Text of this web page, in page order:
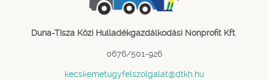
Duna-Tisza Közi Hulladékgazdálkodási Nonprofit Kft
0676/501-926
kecskemetugyfelszolgalat@dtkh.hu